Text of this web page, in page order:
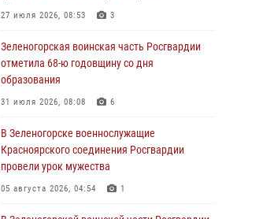
В Красноярске сотрудники Росгвардии
супермаркета
04 августа 2026, 06:50
Военнослужащие Красноярского соединения
с тонкостями РХБ защиты
03 августа 2026, 13:12 2
В Железногорске военнослужащие
отметили день образования подразделения
27 июля 2026, 08:53 3
Зеленогорская воинская часть Росгвардии
отметила 68-ю годовщину со дня
образования
31 июля 2026, 08:08 6
В Зеленогорске военнослужащие
Красноярского соединения Росгвардии
провели урок мужества
05 августа 2026, 04:54 1